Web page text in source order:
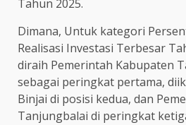
Tahun 2025.
Dimana, Untuk kategori
Realisasi Investasi Terbesar
diraih Pemerintah Kabupaten
sebagai peringkat pertama,
Binjai di posisi kedua, dan
Tanjungbalai di peringkat